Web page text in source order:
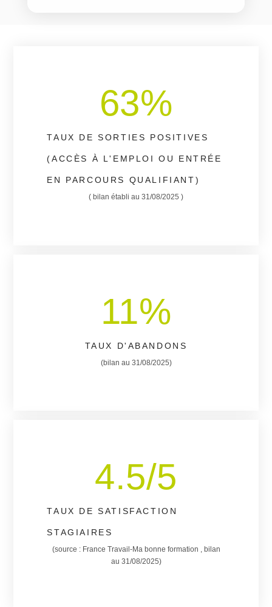
TAUX DE SORTIES POSITIVES
(ACCÈS À L'EMPLOI OU ENTRÉE
EN PARCOURS QUALIFIANT)
63%
( bilan établi au 31/08/2025 )
TAUX D'ABANDONS
11%
(bilan au 31/08/2025)
TAUX DE SATISFACTION
STAGIAIRES
4.5/5
(source : France Travail-Ma bonne formation , bilan
au 31/08/2025)